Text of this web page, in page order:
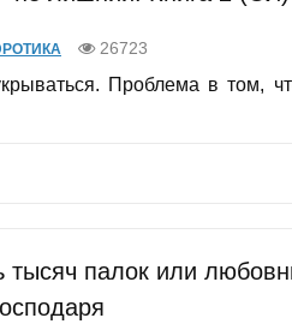
26723
Проблема в том,
палок или